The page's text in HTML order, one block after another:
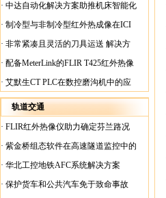
· 中达自动化解决方案助推机床智能化
升级
· 制冷型与非制冷型红外热成像在ICI
工厂内完美配合
· 非常紧凑且灵活的刀具运送 解决方
案
· 配备MeterLink的FLIR T425红外热像
仪帮助Medite Europe Ltd加快红外检测
工作速度
· 艾默生CT PLC在数控磨沟机中的应
用
轨道交通
· FLIR红外热像仪助力确定芬兰路况
· 紫金桥组态软件在高速隧道监控中的
应用
· 华北工控地铁AFC系统解决方案
· 保护货车和公共汽车免于致命事故